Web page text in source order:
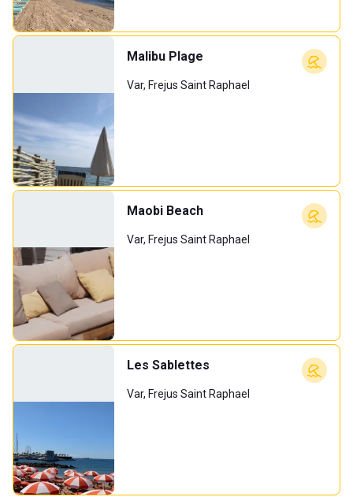
Malibu Plage
Var, Frejus Saint Raphael
Maobi Beach
Var, Frejus Saint Raphael
Les Sablettes
Var, Frejus Saint Raphael